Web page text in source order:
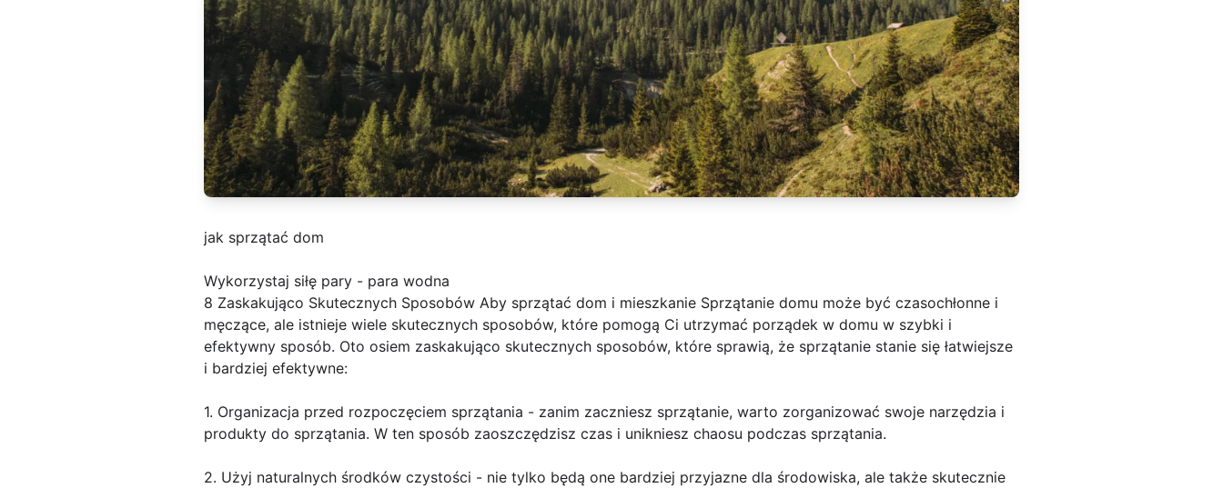
jak sprzątać dom
Wykorzystaj siłę pary - para wodna
8 Zaskakująco Skutecznych Sposobów Aby sprzątać dom i mieszkanie Sprzątanie domu może być czasochłonne i
męczące, ale istnieje wiele skutecznych sposobów, które pomogą Ci utrzymać porządek w domu w szybki i
efektywny sposób. Oto osiem zaskakująco skutecznych sposobów, które sprawią, że sprzątanie stanie się łatwiejsze
i bardziej efektywne:
1. Organizacja przed rozpoczęciem sprzątania - zanim zaczniesz sprzątanie, warto zorganizować swoje narzędzia i
produkty do sprzątania. W ten sposób zaoszczędzisz czas i unikniesz chaosu podczas sprzątania.
2. Użyj naturalnych środków czystości - nie tylko będą one bardziej przyjazne dla środowiska, ale także skutecznie